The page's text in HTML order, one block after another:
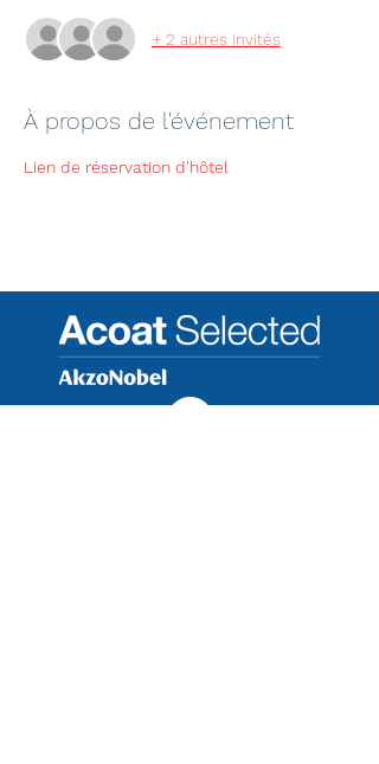
+ 2 autres invités
À propos de l'événement
Lien de réservation d'hôtel